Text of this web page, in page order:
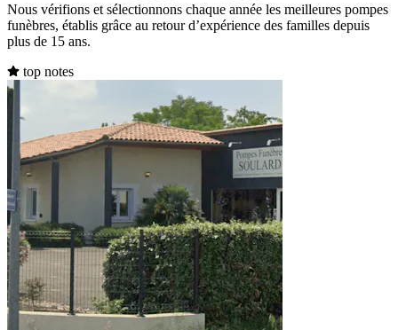
Nous vérifions et sélectionnons chaque année les meilleures pompes
funèbres, établis grâce au retour d’expérience des familles depuis
plus de 15 ans.
top notes